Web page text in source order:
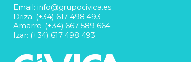
Email: info@grupocivica.es
Driza: (+34) 617 498 493
Amarre: (+34) 667 589 664
Izar: (+34) 617 498 493